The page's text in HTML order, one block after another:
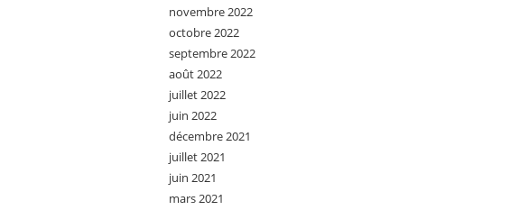
novembre 2022
octobre 2022
septembre 2022
août 2022
juillet 2022
juin 2022
décembre 2021
juillet 2021
juin 2021
mars 2021